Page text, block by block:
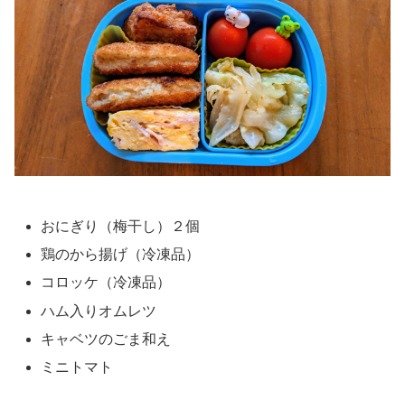
おにぎり（梅干し）２個
鶏のから揚げ（冷凍品）
コロッケ（冷凍品）
ハム入りオムレツ
キャベツのごま和え
ミニトマト